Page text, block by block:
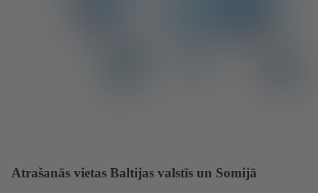
Atrašanās vietas Baltijas valstīs un Somijā